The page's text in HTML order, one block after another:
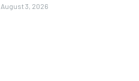
August 3, 2026